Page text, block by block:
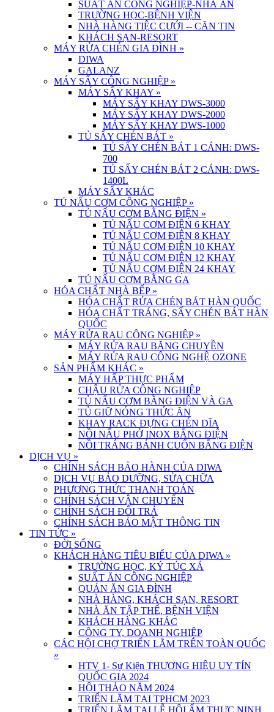
SUẤT ĂN CÔNG NGHIỆP-NHÀ ĂN
TRƯỜNG HỌC-BỆNH VIỆN
NHÀ HÀNG TIỆC CƯỚI -- CĂN TIN
KHÁCH SẠN-RESORT
MÁY RỬA CHÉN GIA ĐÌNH »
DIWA
GALANZ
MÁY SẤY CÔNG NGHIỆP »
MÁY SẤY KHAY »
MÁY SẤY KHAY DWS-3000
MÁY SẤY KHAY DWS-2000
MÁY SẤY KHAY DWS-1000
TỦ SẤY CHÉN BÁT »
TỦ SẤY CHÉN BÁT 1 CÁNH: DWS-
700
TỦ SẤY CHÉN BÁT 2 CÁNH: DWS-
1400L
MÁY SẤY KHÁC
TỦ NẤU CƠM CÔNG NGHIỆP »
TỦ NẤU CƠM BẰNG ĐIỆN »
TỦ NẤU CƠM ĐIỆN 6 KHAY
TỦ NẤU CƠM ĐIỆN 8 KHAY
TỦ NẤU CƠM ĐIỆN 10 KHAY
TỦ NẤU CƠM ĐIỆN 12 KHAY
TỦ NẤU CƠM ĐIỆN 24 KHAY
TỦ NẤU CƠM BẰNG GA
HÓA CHẤT NHÀ BẾP »
HÓA CHẤT RỬA CHÉN BÁT HÀN QUỐC
HÓA CHẤT TRÁNG, SẤY CHÉN BÁT HÀN
QUỐC
MÁY RỬA RAU CÔNG NGHIỆP »
MÁY RỬA RAU BĂNG CHUYỀN
MÁY RỬA RAU CÔNG NGHỆ OZONE
SẢN PHẨM KHÁC »
MÁY HẤP THỰC PHẨM
CHẬU RỬA CÔNG NGHIỆP
TỦ NẤU CƠM BẰNG ĐIỆN VÀ GA
TỦ GIỮ NÓNG THỨC ĂN
KHAY RACK ĐỰNG CHÉN DĨA
NỒI NẤU PHỞ INOX BẰNG ĐIỆN
NỒI TRÁNG BÁNH CUỐN BẰNG ĐIỆN
DỊCH VỤ »
CHÍNH SÁCH BẢO HÀNH CỦA DIWA
DỊCH VỤ BẢO DƯỠNG, SỬA CHỮA
PHƯƠNG THỨC THANH TOÁN
CHÍNH SÁCH VẬN CHUYỂN
CHÍNH SÁCH ĐỔI TRẢ
CHÍNH SÁCH BẢO MẬT THÔNG TIN
TIN TỨC »
ĐỜI SỐNG
KHÁCH HÀNG TIÊU BIỂU CỦA DIWA »
TRƯỜNG HỌC, KÝ TÚC XÁ
SUẤT ĂN CÔNG NGHIỆP
QUÁN ĂN GIA ĐÌNH
NHÀ HÀNG, KHÁCH SẠN, RESORT
NHÀ ĂN TẬP THỂ, BỆNH VIỆN
KHÁCH HÀNG KHÁC
CÔNG TY, DOANH NGHIỆP
CÁC HỘI CHỢ TRIỂN LÃM TRÊN TOÀN QUỐC
»
HTV 1- Sự Kiện THƯƠNG HIỆU UY TÍN
QUỐC GIA 2024
HỘI THẢO NĂM 2024
TRIỂN LÃM TẠI TPHCM 2023
TRIỂN LÃM TẠI LỄ HỘI ẨM THỰC NINH